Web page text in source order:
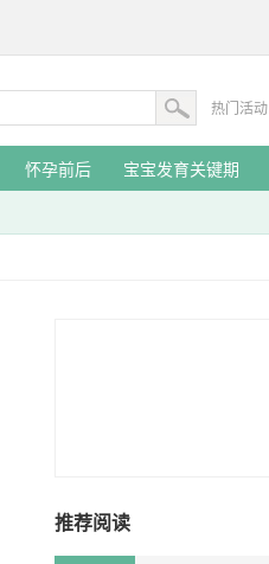
热门活动
怀孕前后 宝宝发育关键期
推荐阅读